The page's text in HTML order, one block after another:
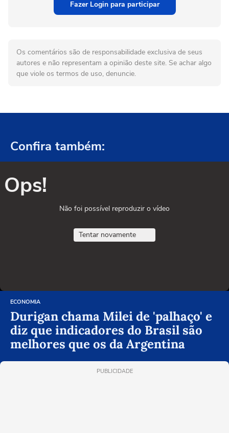
Fazer Login para participar
Os comentários são de responsabilidade exclusiva de seus
autores e não representam a opinião deste site. Se achar algo
que viole os termos de uso, denuncie.
Confira também:
Ops!
Não foi possível reproduzir o vídeo
Tentar novamente
ECONOMIA
Durigan chama Milei de 'palhaço' e
diz que indicadores do Brasil são
melhores que os da Argentina
PUBLICIDADE